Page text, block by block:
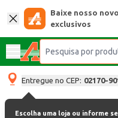
Baixe nosso
exclusivos
Entregue no CEP: 02170-
Escolha uma loja ou informe